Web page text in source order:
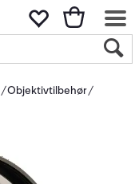
Objektivtilbehør